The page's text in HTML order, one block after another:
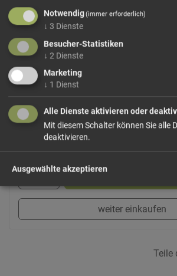
angenehm süß. Durch die Verbindung
Himbeernote und zarter Schokolade...
mehr Infos +
Dieses Produkt führen wir lose.
In den
weiter einkaufen
Teile
Notwendig(immer erforderlich)
↓ 3 Dienste
Besucher-Statistiken
↓ 2 Dienste
Marketing
↓ 1 Dienst
Alle Dienste aktivieren oder
Mit diesem Schalter können Sie alle
deaktivieren.
Ausgewählte akzeptieren